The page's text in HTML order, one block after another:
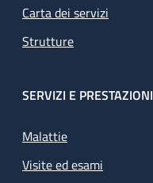
Carta dei servizi
Strutture
SERVIZI E PRESTAZIONI
Malattie
Visite ed esami